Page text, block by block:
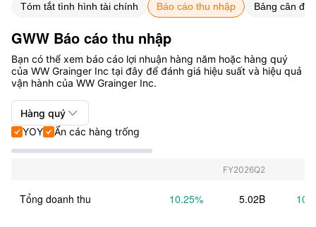
Tóm tắt tình hình tài chính Báo cáo thu nhập Bảng cân đối
GWW Báo cáo thu nhập
Bạn có thể xem báo cáo lợi nhuận hàng năm hoặc hàng quý
của WW Grainger Inc tại đây để đánh giá hiệu suất và hiệu quả
vận hành của WW Grainger Inc.
Hàng quý 
YOYẨn các hàng trống
FY2026Q2
Tổng doanh thu 10.25% 5.02B